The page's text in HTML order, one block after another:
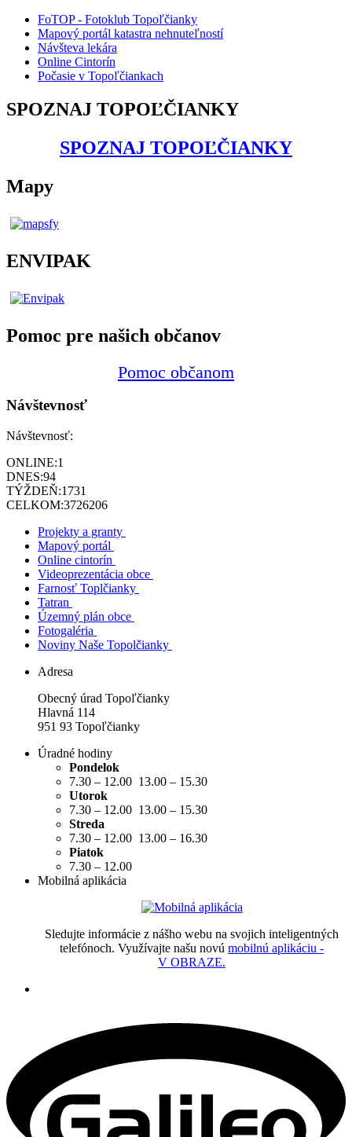
FoTOP - Fotoklub Topoľčianky
Mapový portál katastra nehnuteľností
Návšteva lekára
Online Cintorín
Počasie v Topoľčiankach
SPOZNAJ TOPOĽČIANKY
SPOZNAJ TOPOĽČIANKY
Mapy
ENVIPAK
Pomoc pre našich občanov
Pomoc občanom
Návštevnosť
Návštevnosť:
ONLINE:1
DNES:94
TÝŽDEŇ:1731
CELKOM:3726206
Projekty a granty
Mapový portál
Online cintorín
Videoprezentácia obce
Farnosť Toplčianky
Tatran
Územný plán obce
Fotogaléria
Noviny Naše Topolčianky
Adresa
Obecný úrad Topoľčianky
Hlavná 114
951 93 Topoľčianky
Úradné hodiny
Pondelok
7.30 – 12.00 13.00 – 15.30
Utorok
7.30 – 12.00 13.00 – 15.30
Streda
7.30 – 12.00 13.00 – 16.30
Piatok
7.30 – 12.00
Mobilná aplikácia
Sledujte informácie z nášho webu na svojich inteligentných
telefónoch. Využívajte našu novú mobilnú aplikáciu -
V OBRAZE.